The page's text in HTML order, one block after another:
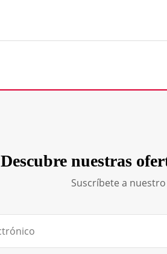
Descubre nuestras
Suscríbete a